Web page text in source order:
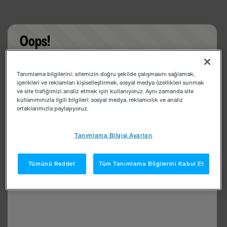
Oops!
app
Tanımlama bilgilerini; sitemizin doğru şekilde çalışmasını sağlamak,
içerikleri ve reklamları kişiselleştirmek, sosyal medya özellikleri sunmak
ve site trafiğimizi analiz etmek için kullanıyoruz. Aynı zamanda site
kullanımınızla ilgili bilgileri; sosyal medya, reklamcılık ve analiz
ortaklarımızla paylaşıyoruz.
Tanımlama Bilgisi Ayarları
Tümünü Reddet Tüm Tanımlama Bilgilerini Kabul Et